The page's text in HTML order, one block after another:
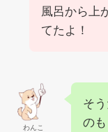
風呂から上
てたよ！
わんこ
そ
の